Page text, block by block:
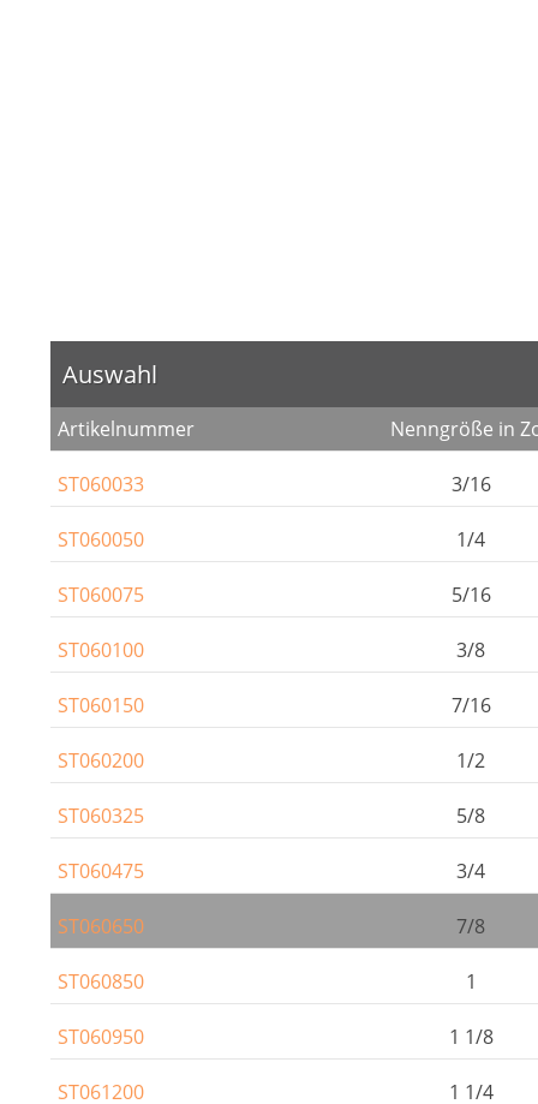
Auswahl
Artikelnummer Nenngröße in
ST060033 3/16
ST060050 1/4
ST060075 5/16
ST060100 3/8
ST060150 7/16
ST060200 1/2
ST060325 5/8
ST060475 3/4
ST060650 7/8
ST060850 1
ST060950 1 1/8
ST061200 1 1/4